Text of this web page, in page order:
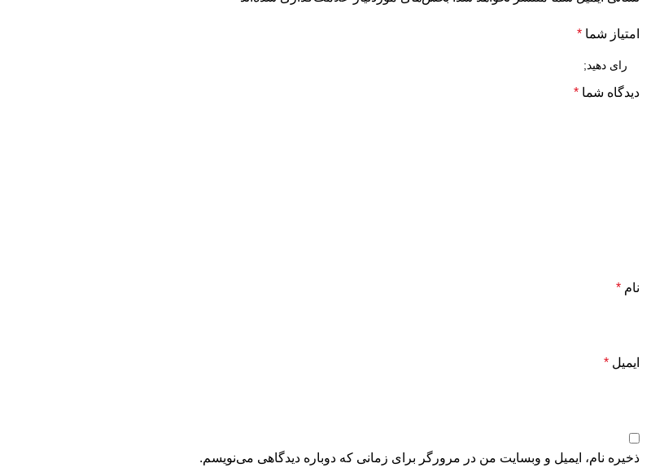
امتیاز شما *
دیدگاه شما *
نام *
ایمیل *
ذخیره نام، ایمیل و وبسایت من در مرورگر برای زمانی که دوباره دیدگاهی می‌نویسم.